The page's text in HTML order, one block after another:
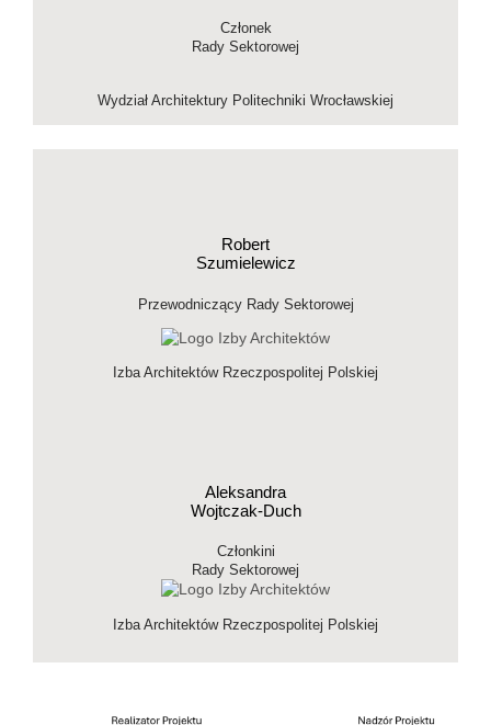
Członek
Rady Sektorowej
Wydział Architektury Politechniki Wrocławskiej
Robert
Szumielewicz
Przewodniczący Rady Sektorowej
Izba Architektów Rzeczpospolitej Polskiej
Aleksandra
Wojtczak-Duch
Członkini
Rady Sektorowej
Izba Architektów Rzeczpospolitej Polskiej